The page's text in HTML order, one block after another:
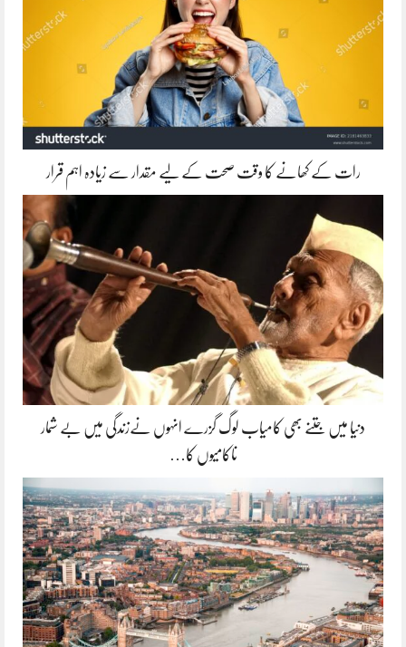
رات کے کھانے کا وقت صحت کے لیے مقدار سے زیادہ اہم قرار
دنیا میں جتنے بھی کامیاب لوگ گزرے انہوں نےزندگی میں بے شمار
ناکامیوں کا…